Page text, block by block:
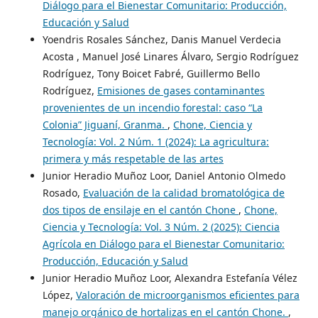
Diálogo para el Bienestar Comunitario: Producción,
Educación y Salud
Yoendris Rosales Sánchez, Danis Manuel Verdecia
Acosta , Manuel José Linares Álvaro, Sergio Rodríguez
Rodríguez, Tony Boicet Fabré, Guillermo Bello
Rodríguez, Emisiones de gases contaminantes
provenientes de un incendio forestal: caso “La
Colonia” Jiguaní, Granma. , Chone, Ciencia y
Tecnología: Vol. 2 Núm. 1 (2024): La agricultura:
primera y más respetable de las artes
Junior Heradio Muñoz Loor, Daniel Antonio Olmedo
Rosado, Evaluación de la calidad bromatológica de
dos tipos de ensilaje en el cantón Chone , Chone,
Ciencia y Tecnología: Vol. 3 Núm. 2 (2025): Ciencia
Agrícola en Diálogo para el Bienestar Comunitario:
Producción, Educación y Salud
Junior Heradio Muñoz Loor, Alexandra Estefanía Vélez
López, Valoración de microorganismos eficientes para
manejo orgánico de hortalizas en el cantón Chone. ,